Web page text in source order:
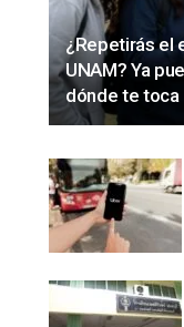
¿Repetirás el
UNAM? Ya
dónde te toca